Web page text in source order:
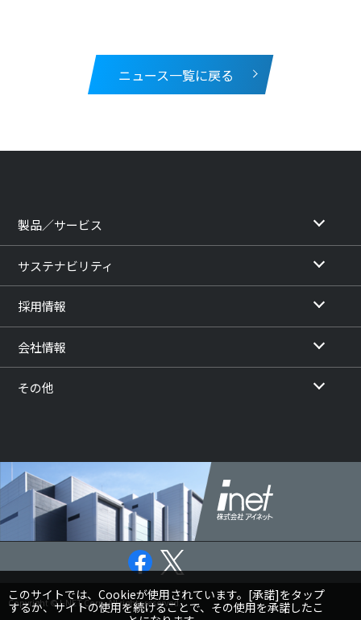
ニュース一覧に戻る
製品／サービス
サステナビリティ
採用情報
会社情報
その他
Copyright © I-NET Corp. All rights reserved.
このサイトでは、Cookieが使用されています。[承諾]をタップ
するか、サイトの使用を続けることで、その使用を承諾したこ